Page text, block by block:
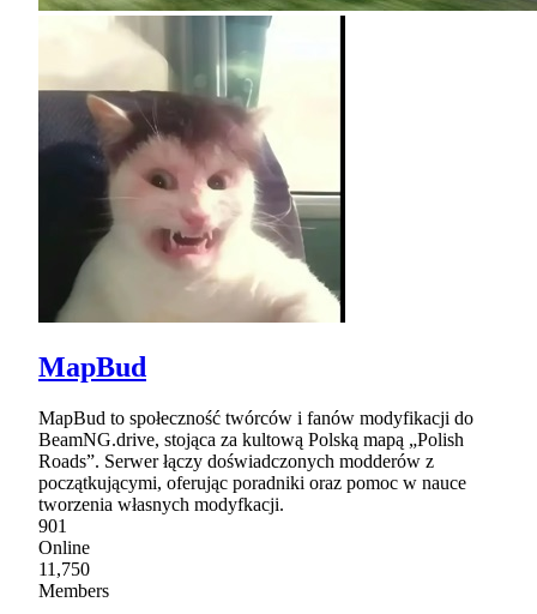
MapBud
MapBud to społeczność twórców i fanów modyfikacji do
BeamNG.drive, stojąca za kultową Polską mapą „Polish
Roads”. Serwer łączy doświadczonych modderów z
początkującymi, oferując poradniki oraz pomoc w nauce
tworzenia własnych modyfkacji.
901
Online
11,750
Members